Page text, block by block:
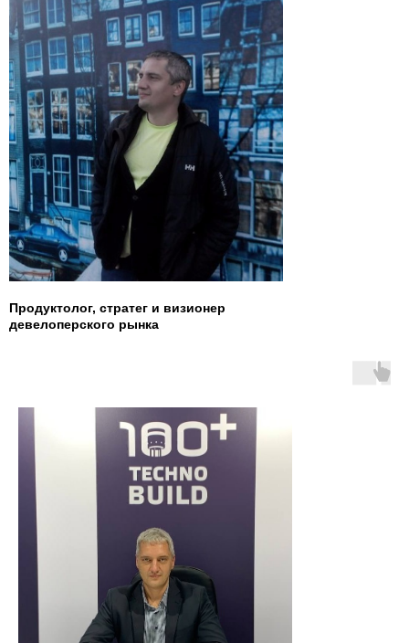
Продуктолог, стратег и визионер
девелоперского рынка